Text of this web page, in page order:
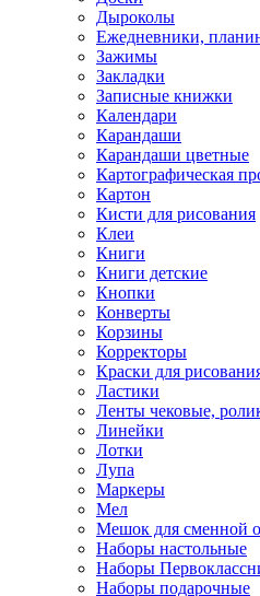
Дыроколы
Ежедневники,
Зажимы
Закладки
Записные книжки
Календари
Карандаши
Карандаши цветные
Картографическая
Картон
Кисти для рисования
Клеи
Книги
Книги детские
Кнопки
Конверты
Корзины
Корректоры
Краски для
Ластики
Ленты чековые,
Линейки
Лотки
Лупа
Маркеры
Мел
Мешок для сменной
Наборы настольные
Наборы
Наборы подарочные